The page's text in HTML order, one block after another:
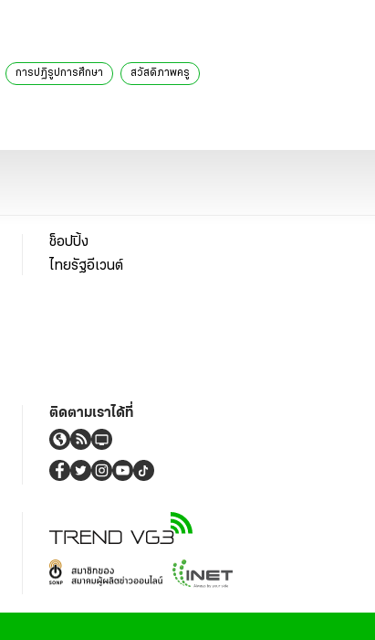
การปฏิรูปการศึกษา สวัสดิภาพครู
ช็อปปิ้ง
ไทยรัฐอีเวนต์
ติดตามเราได้ที่